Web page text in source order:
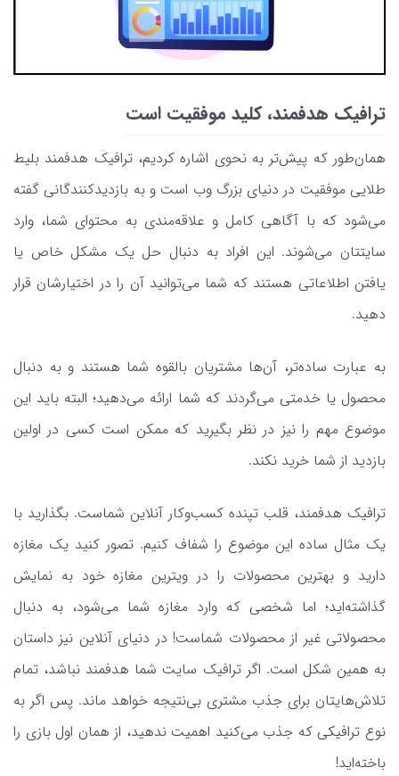
ترافیک هدفمند، کلید موفقیت است
همان‌طور که پیش‌تر به نحوی اشاره کردیم، ترافیک هدفمند بلیط
طلایی موفقیت در دنیای بزرگ وب است و به بازدیدکنندگانی گفته
می‌شود که با آگاهی کامل و علاقه‌مندی به محتوای شما، وارد
سایتتان می‌شوند. این افراد به دنبال حل یک مشکل خاص یا
یافتن اطلاعاتی هستند که شما می‌توانید آن را در اختیارشان قرار
دهید.
به عبارت ساده‌تر، آن‌ها مشتریان بالقوه‌ شما هستند و به دنبال
محصول یا خدمتی می‌گردند که شما ارائه می‌دهید؛ البته باید این
موضوع مهم را نیز در نظر بگیرید که ممکن است کسی در اولین
بازدید از شما خرید نکند.
ترافیک هدفمند، قلب تپنده‌ کسب‌وکار آنلاین شماست. بگذارید با
یک مثال ساده این موضوع را شفاف کنیم. تصور کنید یک مغازه
دارید و بهترین محصولات را در ویترین مغازه خود به نمایش
گذاشته‌اید؛ اما شخصی که وارد مغازه شما می‌شود، به دنبال
محصولاتی غیر از محصولات شماست! در دنیای آنلاین نیز داستان
به همین شکل است. اگر ترافیک سایت شما هدفمند نباشد، تمام
تلاش‌هایتان برای جذب مشتری بی‌نتیجه خواهد ماند. پس اگر به
نوع ترافیکی که جذب می‌کنید اهمیت ندهید، از همان اول بازی را
باخته‌اید!